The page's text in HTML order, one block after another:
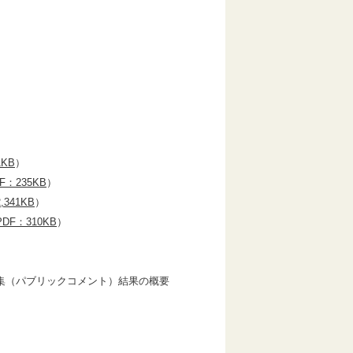
）
：235KB ）
）
：310KB ）
ブリックコメント）結果の概要